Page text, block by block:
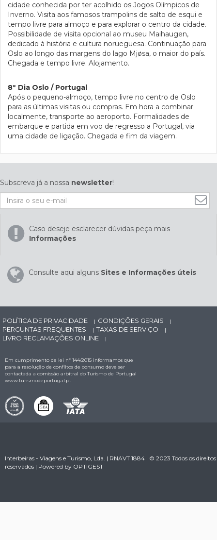
cidade conhecida por ter acolhido os Jogos Olímpicos de
Inverno. Visita aos famosos trampolins de salto de esqui e
tempo livre para almoço e para explorar o centro da cidade.
Possibilidade de visita opcional ao museu Maihaugen,
dedicado à história e cultura norueguesa. Continuação para
Oslo ao longo das margens do lago Mjøsa, o maior do país.
Chegada e tempo livre. Alojamento.
8º Dia Oslo / Portugal
Após o pequeno-almoço, tempo livre no centro de Oslo
para as últimas visitas ou compras. Em hora a combinar
localmente, transporte ao aeroporto. Formalidades de
embarque e partida em voo de regresso a Portugal, via
uma cidade de ligação. Chegada e fim da viagem.
Subscreva já a nossa newsletter!
Caso deseje esclarecer dúvidas peça mais
Informações
Consulte aqui alguns Sites e Informações úteis
POLÍTICA DE PRIVACIDADE | CONDIÇÕES GERAIS |
PERGUNTAS FREQUENTES | TAXAS DE SERVIÇO |
LIVRO RECLAMAÇÕES ONLINE |
Em cumprimento da lei nº 144/2015 informamos que
para a resolução de conflitos de consumo deve ser
contactada a comissão arbitral do Turismo de Portugal
www.turismodeportugal.pt
Interbeiras - Viagens e Turismo, Lda. | RNAVT 1884 | © 2023 Todos os direitos
reservados | Powered by OPTIGEST